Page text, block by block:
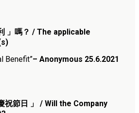
」嗎？ / The applicable
Benefit”– Anonymous 25.6.2021
祝節日 」 / Will the Company